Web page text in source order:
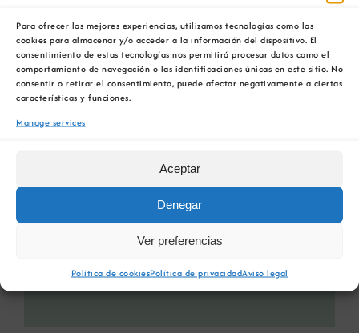
Para ofrecer las mejores experiencias, utilizamos tecnologías como las
cookies para almacenar y/o acceder a la información del dispositivo. El
consentimiento de estas tecnologías nos permitirá procesar datos como el
comportamiento de navegación o las identificaciones únicas en este sitio. No
consentir o retirar el consentimiento, puede afectar negativamente a ciertas
características y funciones.
Manage services
Aceptar
Denegar
Ver preferencias
Política de cookiesPolítica de privacidadAviso legal
Sostible da ONU.
A COMG mantén unha iniciativa
para a promoción do sector mineiro
a través da investigación e a
divulgación en Minería Sostible de